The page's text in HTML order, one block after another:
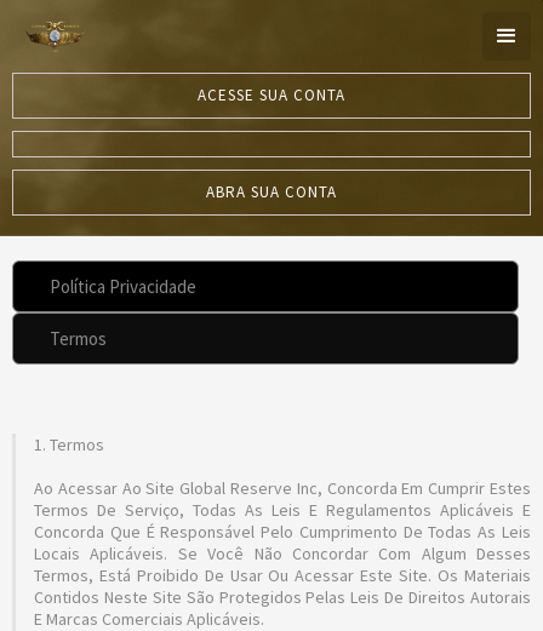
ACESSE SUA CONTA
ABRA SUA CONTA
Política Privacidade
Termos
1. Termos
Ao Acessar Ao Site Global Reserve Inc, Concorda Em Cumprir Estes
Termos De Serviço, Todas As Leis E Regulamentos Aplicáveis ​​e
Concorda Que É Responsável Pelo Cumprimento De Todas As Leis
Locais Aplicáveis. Se Você Não Concordar Com Algum Desses
Termos, Está Proibido De Usar Ou Acessar Este Site. Os Materiais
Contidos Neste Site São Protegidos Pelas Leis De Direitos Autorais
E Marcas Comerciais Aplicáveis.